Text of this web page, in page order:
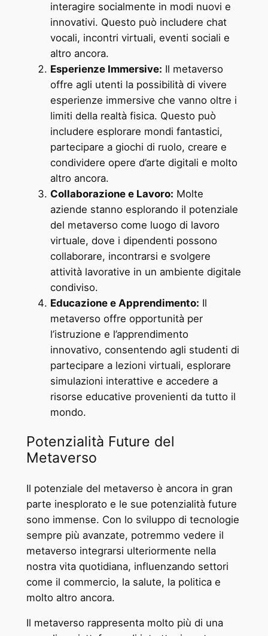
interagire socialmente in modi nuovi e
innovativi. Questo può includere chat
vocali, incontri virtuali, eventi sociali e
altro ancora.
Esperienze Immersive: Il metaverso
offre agli utenti la possibilità di vivere
esperienze immersive che vanno oltre i
limiti della realtà fisica. Questo può
includere esplorare mondi fantastici,
partecipare a giochi di ruolo, creare e
condividere opere d’arte digitali e molto
altro ancora.
Collaborazione e Lavoro: Molte
aziende stanno esplorando il potenziale
del metaverso come luogo di lavoro
virtuale, dove i dipendenti possono
collaborare, incontrarsi e svolgere
attività lavorative in un ambiente digitale
condiviso.
Educazione e Apprendimento: Il
metaverso offre opportunità per
l’istruzione e l’apprendimento
innovativo, consentendo agli studenti di
partecipare a lezioni virtuali, esplorare
simulazioni interattive e accedere a
risorse educative provenienti da tutto il
mondo.
Potenzialità Future del
Metaverso
Il potenziale del metaverso è ancora in gran
parte inesplorato e le sue potenzialità future
sono immense. Con lo sviluppo di tecnologie
sempre più avanzate, potremmo vedere il
metaverso integrarsi ulteriormente nella
nostra vita quotidiana, influenzando settori
come il commercio, la salute, la politica e
molto altro ancora.
Il metaverso rappresenta molto più di una